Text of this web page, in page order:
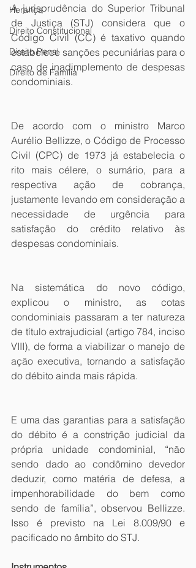
Herança
Direito Constitucional
Direito Penal
Direito de Família
A jurisprudência do Superior Tribunal
de Justiça (STJ) considera que o
Código Civil (CC) é taxativo quando
estabelece sanções pecuniárias para o
caso de inadimplemento de despesas
condominiais.
De acordo com o ministro Marco
Aurélio Bellizze, o Código de Processo
Civil (CPC) de 1973 já estabelecia o
rito mais célere, o sumário, para a
respectiva ação de cobrança,
justamente levando em consideração a
necessidade de urgência para
satisfação do crédito relativo às
despesas condominiais.
Na sistemática do novo código,
explicou o ministro, as cotas
condominiais passaram a ter natureza
de título extrajudicial (artigo 784, inciso
VIII), de forma a viabilizar o manejo de
ação executiva, tornando a satisfação
do débito ainda mais rápida.
E uma das garantias para a satisfação
do débito é a constrição judicial da
própria unidade condominial, “não
sendo dado ao condômino devedor
deduzir, como matéria de defesa, a
impenhorabilidade do bem como
sendo de família”, observou Bellizze.
Isso é previsto na Lei 8.009/90 e
pacificado no âmbito do STJ.